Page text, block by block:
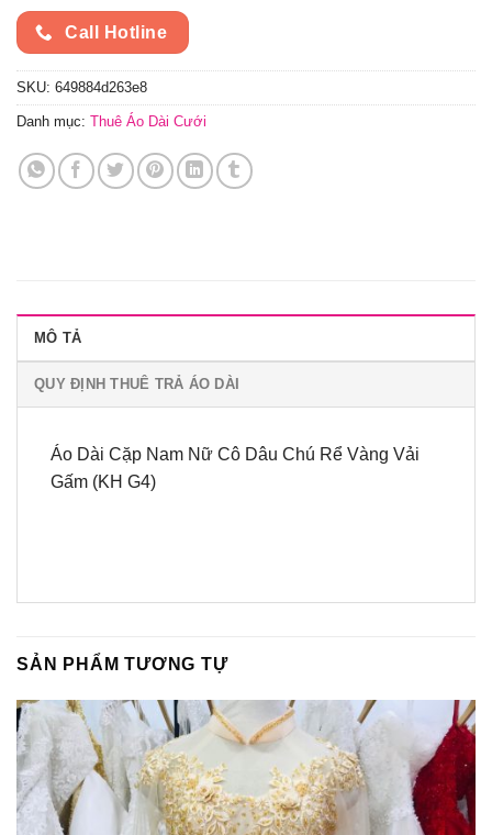
Call Hotline
SKU: 649884d263e8
Danh mục: Thuê Áo Dài Cưới
MÔ TẢ
QUY ĐỊNH THUÊ TRẢ ÁO DÀI
Áo Dài Cặp Nam Nữ Cô Dâu Chú Rể Vàng Vải
Gấm (KH G4)
SẢN PHẨM TƯƠNG TỰ